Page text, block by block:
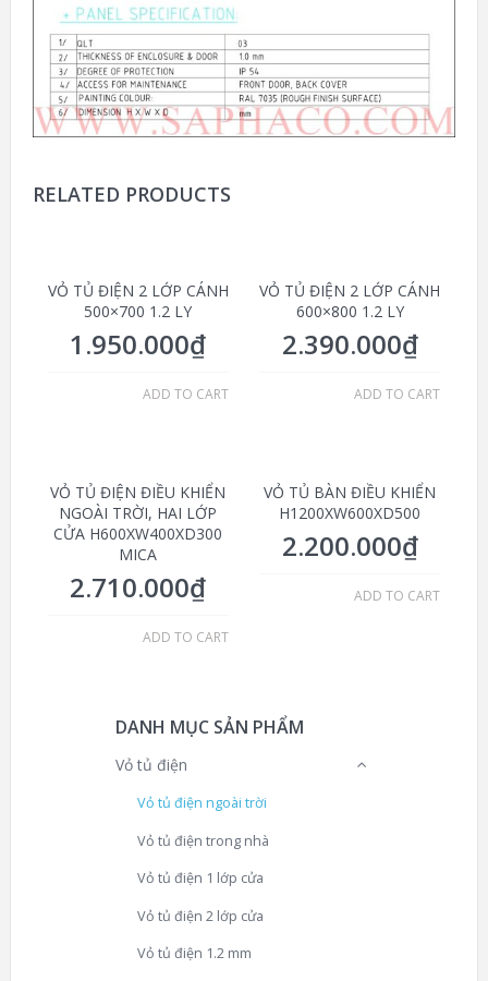
RELATED PRODUCTS
VỎ TỦ ĐIỆN 2 LỚP CÁNH
500×700 1.2 LY
1.950.000₫
ADD TO CART
VỎ TỦ ĐIỆN 2 LỚP CÁNH
600×800 1.2 LY
2.390.000₫
ADD TO CART
VỎ TỦ ĐIỆN ĐIỀU KHIỂN
NGOÀI TRỜI, HAI LỚP
CỬA H600XW400XD300
MICA
2.710.000₫
ADD TO CART
VỎ TỦ BÀN ĐIỀU KHIỂN
H1200XW600XD500
2.200.000₫
ADD TO CART
DANH MỤC SẢN PHẨM
Vỏ tủ điện
Vỏ tủ điện ngoài trời
Vỏ tủ điện trong nhà
Vỏ tủ điện 1 lớp cửa
Vỏ tủ điện 2 lớp cửa
Vỏ tủ điện 1.2 mm